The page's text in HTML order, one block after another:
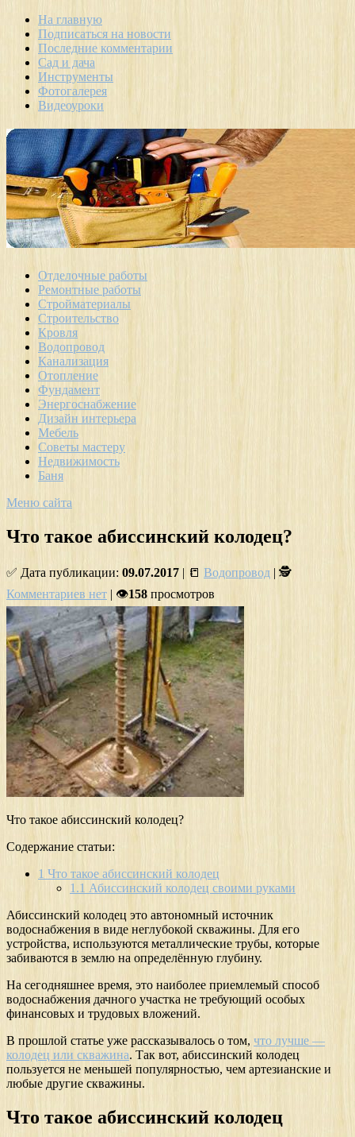
На главную
Подписаться на новости
Последние комментарии
Сад и дача
Инструменты
Фотогалерея
Видеоуроки
Отделочные работы
Ремонтные работы
Стройматериалы
Строительство
Кровля
Водопровод
Канализация
Отопление
Фундамент
Энергоснабжение
Дизайн интерьера
Мебель
Советы мастеру
Недвижимость
Баня
Меню сайта
Что такое абиссинский колодец?
✅ Дата публикации: 09.07.2017 | 📒 Водопровод | 🕵
Комментариев нет | 👁158 просмотров
Что такое абиссинский колодец?
Содержание статьи:
1 Что такое абиссинский колодец
1.1 Абиссинский колодец своими руками
Абиссинский колодец это автономный источник
водоснабжения в виде неглубокой скважины. Для его
устройства, используются металлические трубы, которые
забиваются в землю на определённую глубину.
На сегодняшнее время, это наиболее приемлемый способ
водоснабжения дачного участка не требующий особых
финансовых и трудовых вложений.
В прошлой статье уже рассказывалось о том, что лучше —
колодец или скважина. Так вот, абиссинский колодец
пользуется не меньшей популярностью, чем артезианские и
любые другие скважины.
Что такое абиссинский колодец